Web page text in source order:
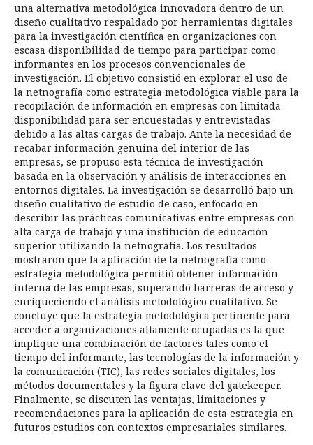
una alternativa metodológica innovadora dentro de un
diseño cualitativo respaldado por herramientas digitales
para la investigación científica en organizaciones con
escasa disponibilidad de tiempo para participar como
informantes en los procesos convencionales de
investigación. El objetivo consistió en explorar el uso de
la netnografía como estrategia metodológica viable para la
recopilación de información en empresas con limitada
disponibilidad para ser encuestadas y entrevistadas
debido a las altas cargas de trabajo. Ante la necesidad de
recabar información genuina del interior de las
empresas, se propuso esta técnica de investigación
basada en la observación y análisis de interacciones en
entornos digitales. La investigación se desarrolló bajo un
diseño cualitativo de estudio de caso, enfocado en
describir las prácticas comunicativas entre empresas con
alta carga de trabajo y una institución de educación
superior utilizando la netnografía. Los resultados
mostraron que la aplicación de la netnografía como
estrategia metodológica permitió obtener información
interna de las empresas, superando barreras de acceso y
enriqueciendo el análisis metodológico cualitativo. Se
concluye que la estrategia metodológica pertinente para
acceder a organizaciones altamente ocupadas es la que
implique una combinación de factores tales como el
tiempo del informante, las tecnologías de la información y
la comunicación (TIC), las redes sociales digitales, los
métodos documentales y la figura clave del gatekeeper.
Finalmente, se discuten las ventajas, limitaciones y
recomendaciones para la aplicación de esta estrategia en
futuros estudios con contextos empresariales similares.